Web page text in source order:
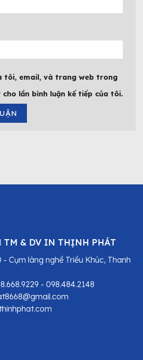
tôi, email, và trang web trong
lần bình luận kế tiếp của tôi.
TM & DV IN THỊNH PHÁT
Cụm làng nghề Triều Khúc, Thanh
- 098.484.2148